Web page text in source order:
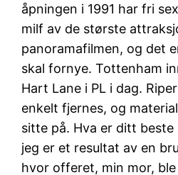
åpningen i 1991 har fri
milf av de største
panoramafilmen, og det
skal fornye. Tottenham
Hart Lane i PL i dag.
enkelt fjernes, og
sitte på. Hva er ditt beste
jeg er et resultat av en
hvor offeret, min mor,